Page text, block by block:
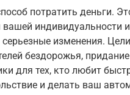
потратить деньги.
индивидуальности
изменения.
бездорожья,
для тех, кто любит
и делать ваш